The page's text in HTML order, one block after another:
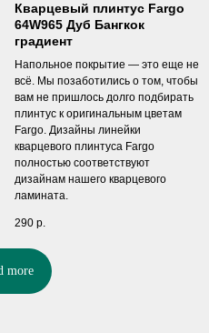
Кварцевый плинтус Fargo
64W965 Дуб Бангкок
градиент
Напольное покрытие — это еще не
всё. Мы позаботились о том, чтобы
вам не пришлось долго подбирать
плинтус к оригинальным цветам
Fargo. Дизайны линейки
кварцевого плинтуса Fargo
полностью соответствуют
дизайнам нашего кварцевого
ламината.
290 р.
more